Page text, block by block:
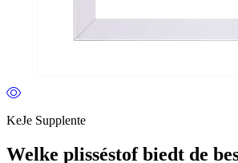
KeJe Supplente
Welke plisséstof biedt de